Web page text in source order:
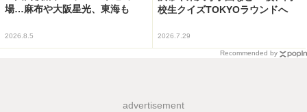
場…麻布や大阪星光、東海も
2026.8.5
校生クイズTOKYOラウンドへ
2026.7.29
Recommended by
advertisement